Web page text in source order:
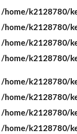
/home/k2128780/
/home/k2128780/
/home/k2128780/
/home/k2128780/
/home/k2128780/
/home/k2128780/
/home/k2128780/
/home/k2128780/